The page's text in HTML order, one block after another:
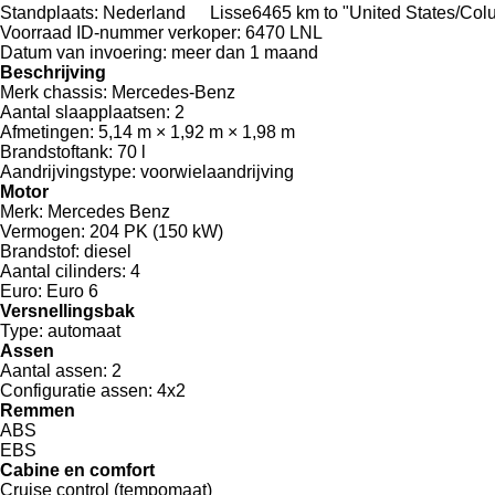
Standplaats: Nederland Lisse6465 km to "United States/
Voorraad ID-nummer verkoper: 6470 LNL
Datum van invoering: meer dan 1 maand
Beschrijving
Merk chassis: Mercedes-Benz
Aantal slaapplaatsen: 2
Afmetingen: 5,14 m × 1,92 m × 1,98 m
Brandstoftank: 70 l
Aandrijvingstype: voorwielaandrijving
Motor
Merk: Mercedes Benz
Vermogen: 204 PK (150 kW)
Brandstof: diesel
Aantal cilinders: 4
Euro: Euro 6
Versnellingsbak
Type: automaat
Assen
Aantal assen: 2
Configuratie assen: 4x2
Remmen
ABS
EBS
Cabine en comfort
Cruise control (tempomaat)